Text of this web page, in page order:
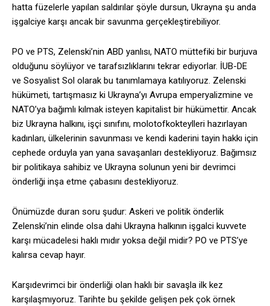
hatta füzelerle yapılan saldırılar şöyle dursun, Ukrayna şu anda
işgalciye karşı ancak bir savunma gerçekleştirebiliyor.
PO ve PTS, Zelenski’nin ABD yanlısı, NATO müttefiki bir burjuva
olduğunu söylüyor ve tarafsızlıklarını tekrar ediyorlar. İUB-DE
ve Sosyalist Sol olarak bu tanımlamaya katılıyoruz. Zelenski
hükümeti, tartışmasız ki Ukrayna’yı Avrupa emperyalizmine ve
NATO’ya bağımlı kılmak isteyen kapitalist bir hükümettir. Ancak
biz Ukrayna halkını, işçi sınıfını, molotofkokteylleri hazırlayan
kadınları, ülkelerinin savunması ve kendi kaderini tayin hakkı için
cephede orduyla yan yana savaşanları destekliyoruz. Bağımsız
bir politikaya sahibiz ve Ukrayna solunun yeni bir devrimci
önderliği inşa etme çabasını destekliyoruz.
Önümüzde duran soru şudur: Askeri ve politik önderlik
Zelenski’nin elinde olsa dahi Ukrayna halkının işgalci kuvvete
karşı mücadelesi haklı mıdır yoksa değil midir? PO ve PTS’ye
kalırsa cevap hayır.
Karşıdevrimci bir önderliği olan haklı bir savaşla ilk kez
karşılaşmıyoruz. Tarihte bu şekilde gelişen pek çok örnek